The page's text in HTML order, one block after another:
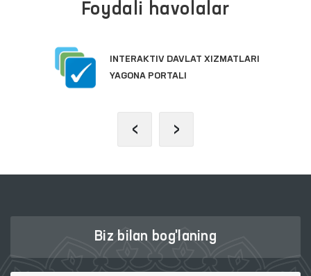
Foydali havolalar
INTERAKTIV DAVLAT XIZMATLARI
YAGONA PORTALI
‹ ›
Biz bilan bog'laning